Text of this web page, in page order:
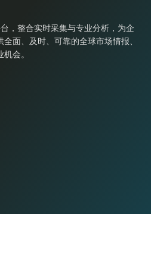
，整合实时采集与专业分析，为企
面、及时、可靠的全球市场情报、
会。